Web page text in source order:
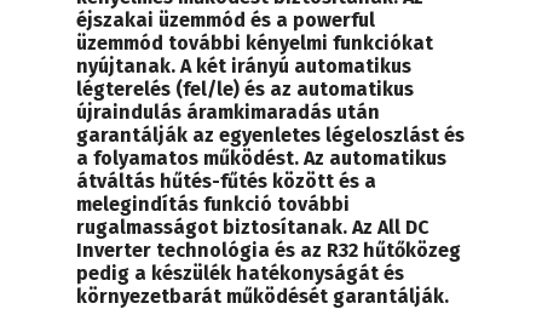
éjszakai üzemmód és a powerful
üzemmód további kényelmi funkciókat
nyújtanak. A két irányú automatikus
légterelés (fel/le) és az automatikus
újraindulás áramkimaradás után
garantálják az egyenletes légeloszlást és
a folyamatos működést. Az automatikus
átváltás hűtés-fűtés között és a
melegindítás funkció további
rugalmasságot biztosítanak. Az All DC
Inverter technológia és az R32 hűtőközeg
pedig a készülék hatékonyságát és
környezetbarát működését garantálják.